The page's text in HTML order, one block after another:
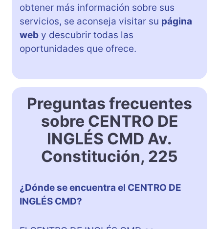
obtener más información sobre sus
servicios, se aconseja visitar su página
web y descubrir todas las
oportunidades que ofrece.
Preguntas frecuentes
sobre CENTRO DE
INGLÉS CMD Av.
Constitución, 225
¿Dónde se encuentra el CENTRO DE
INGLÉS CMD?